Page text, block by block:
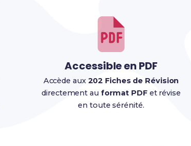
Accessible en PDF
Accède aux 202 Fiches de Révision
directement au format PDFet révise
en toute sérénité.